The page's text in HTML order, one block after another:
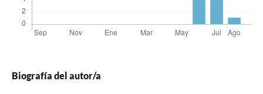
Biografía del autor/a